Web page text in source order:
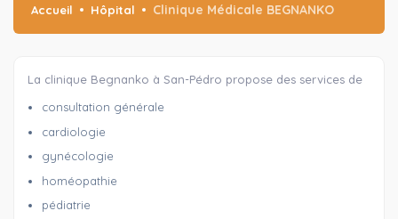
Accueil Hôpital Clinique Médicale BEGNANKO
La clinique Begnanko à San-Pédro propose des services de
consultation générale
cardiologie
gynécologie
homéopathie
pédiatrie